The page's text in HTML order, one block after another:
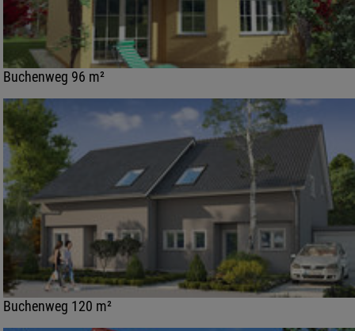
Buchenweg 96 m²
Buchenweg 120 m²